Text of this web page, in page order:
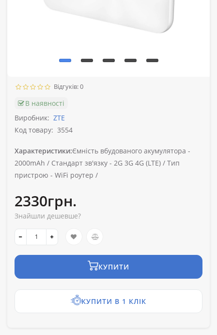
Відгуків: 0
В наявності
Виробник: ZTE
Код товару: 3554
Характеристики:Ємність вбудованого акумулятора -
2000mAh / Стандарт зв'язку - 2G 3G 4G (LTE) / Тип
пристрою - WiFi роутер /
2330грн.
Знайшли дешевше?
КУПИТИ
КУПИТИ В 1 КЛІК